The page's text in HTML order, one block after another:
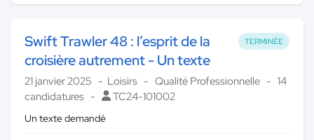
TERMINÉE
Swift Trawler 48 : l’esprit de la
croisière autrement - Un texte
21 janvier 2025 Loisirs Qualité Professionnelle
14
candidatures
TC24-101002
Un texte demandé